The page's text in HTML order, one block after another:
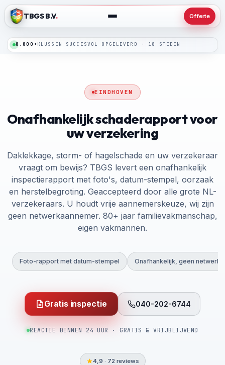
TBGS B.V. Offerte
24/7 SPOEDLIJN · BINNEN 24 UUR TER PLAATSE
EINDHOVEN
Onafhankelijk schaderapport voor
uw verzekering
Daklekkage, storm- of hagelschade en uw verzekeraar
vraagt om bewijs? TBGS levert een onafhankelijk
inspectierapport met foto's, datum-stempel, oorzaak
en herstelbegroting. Geaccepteerd door alle grote NL-
verzekeraars. U houdt vrije aannemerskeuze, wij zijn
geen netwerkaannemer. 80+ jaar familievakmanschap,
eigen vakmannen.
Foto-rapport met datum-stempel Onafhankelijk, geen
Gratis inspectie 040-202-6744
REACTIE BINNEN 24 UUR · GRATIS & VRIJBLIJVEND
4,9 · 72 reviews